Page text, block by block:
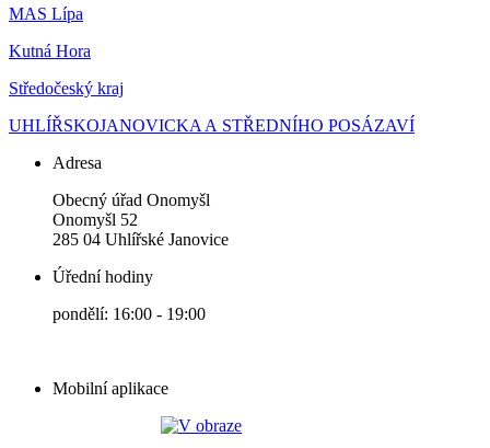
MAS Lípa
Kutná Hora
Středočeský kraj
UHLÍŘSKOJANOVICKA A STŘEDNÍHO POSÁZAVÍ
Adresa
Obecný úřad Onomyšl
Onomyšl 52
285 04 Uhlířské Janovice
Úřední hodiny
pondělí: 16:00 - 19:00
Mobilní aplikace